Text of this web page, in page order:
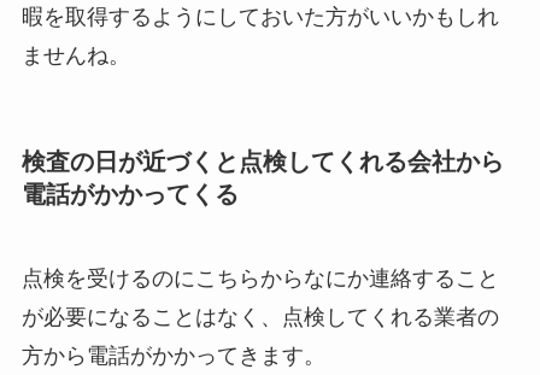
暇を取得するようにしておいた方がいいかもしれ
ませんね。
検査の日が近づくと点検してくれる会社から
電話がかかってくる
点検を受けるのにこちらからなにか連絡すること
が必要になることはなく、点検してくれる業者の
方から電話がかかってきます。